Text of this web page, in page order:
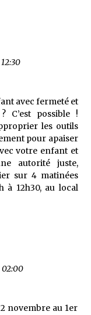
avec fermeté et
C’est possible !
les outils
pour apaiser
votre enfant et
autorité juste,
sur 4 matinées
à 12h30, au local
02:00
novembre au 1er